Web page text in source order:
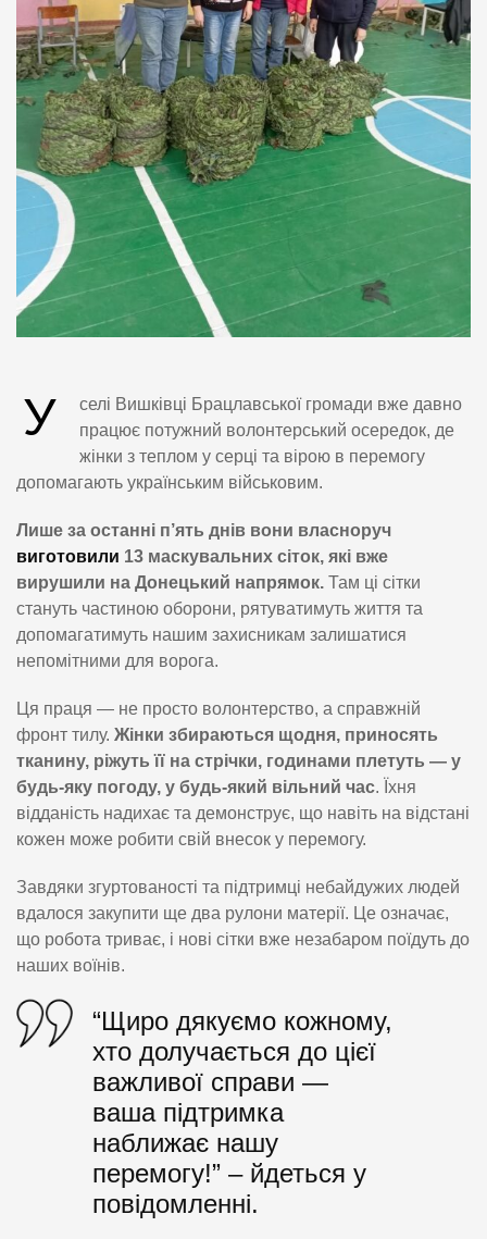
У
селі Вишківці Брацлавської громади вже давно
працює потужний волонтерський осередок, де
жінки з теплом у серці та вірою в перемогу
допомагають українським військовим.
Лише за останні п’ять днів вони власноруч
виготовили 13 маскувальних сіток, які вже
вирушили на Донецький напрямок. Там ці сітки
стануть частиною оборони, рятуватимуть життя та
допомагатимуть нашим захисникам залишатися
непомітними для ворога.
Ця праця — не просто волонтерство, а справжній
фронт тилу. Жінки збираються щодня, приносять
тканину, ріжуть її на стрічки, годинами плетуть — у
будь-яку погоду, у будь-який вільний час. Їхня
відданість надихає та демонструє, що навіть на відстані
кожен може робити свій внесок у перемогу.
Завдяки згуртованості та підтримці небайдужих людей
вдалося закупити ще два рулони матерії. Це означає,
що робота триває, і нові сітки вже незабаром поїдуть до
наших воїнів.
“Щиро дякуємо кожному,
хто долучається до цієї
важливої справи —
ваша підтримка
наближає нашу
перемогу!” – йдеться у
повідомленні.